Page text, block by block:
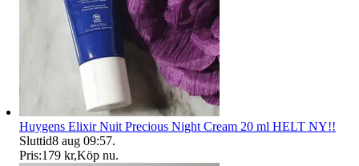
Huygens Elixir Nuit Precious Night Cream 20 ml HELT NY!!
Sluttid8 aug 09:57.
Pris:179 kr,Köp nu.